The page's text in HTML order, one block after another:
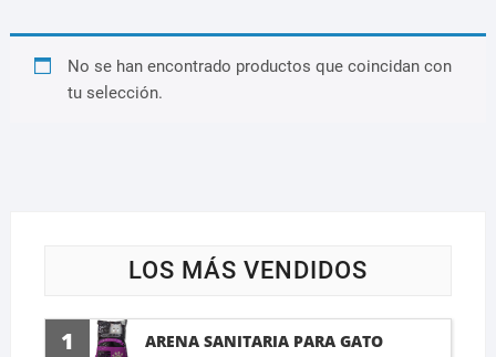
No se han encontrado productos que coincidan con
tu selección.
LOS MÁS VENDIDOS
1 ARENA SANITARIA PARA GATO